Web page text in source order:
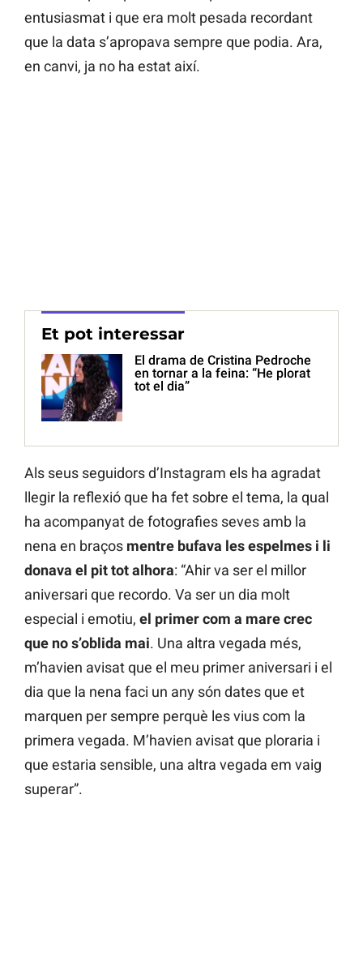
entusiasmat i que era molt pesada recordant
que la data s’apropava sempre que podia. Ara,
en canvi, ja no ha estat així.
Et pot interessar
El drama de Cristina Pedroche
en tornar a la feina: “He plorat
tot el dia”
Als seus seguidors d’Instagram els ha agradat
llegir la reflexió que ha fet sobre el tema, la qual
ha acompanyat de fotografies seves amb la
nena en braços mentre bufava les espelmes i li
donava el pit tot alhora: “Ahir va ser el millor
aniversari que recordo. Va ser un dia molt
especial i emotiu, el primer com a mare crec
que no s’oblida mai. Una altra vegada més,
m’havien avisat que el meu primer aniversari i el
dia que la nena faci un any són dates que et
marquen per sempre perquè les vius com la
primera vegada. M’havien avisat que ploraria i
que estaria sensible, una altra vegada em vaig
superar”.